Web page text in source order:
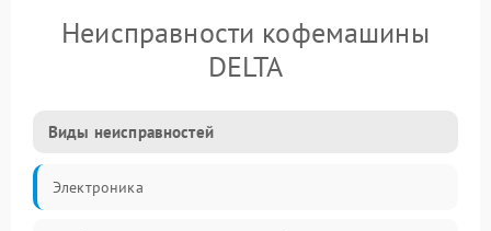
Неисправности кофемашины
DELTA
Виды неисправностей
Электроника